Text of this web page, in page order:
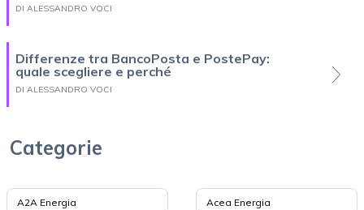
DI ALESSANDRO VOCI
Differenze tra BancoPosta e PostePay:
quale scegliere e perché
DI ALESSANDRO VOCI
Categorie
A2A Energia Acea Energia